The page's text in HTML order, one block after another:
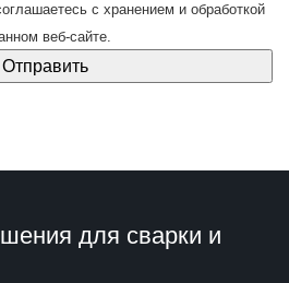
с хранением и обработкой
веб-сайте.
для сварки и